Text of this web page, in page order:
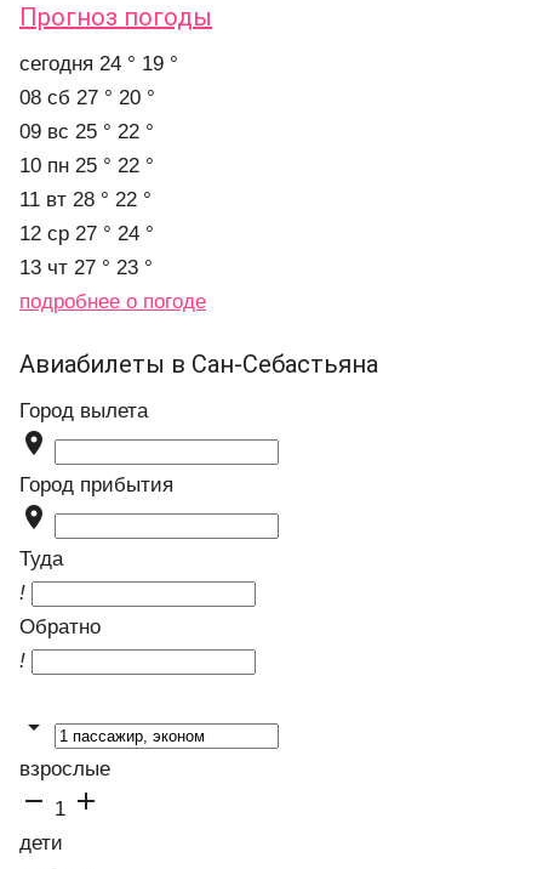
Прогноз погоды
cегодня 24 ° 19 °
08 сб 27 ° 20 °
09 вс 25 ° 22 °
10 пн 25 ° 22 °
11 вт 28 ° 22 °
12 ср 27 ° 24 °
13 чт 27 ° 23 °
подробнее о погоде
Авиабилеты в Сан-Себастьяна
Город вылета

Город прибытия

Туда
!
Обратно
!

взрослые
 1 
дети